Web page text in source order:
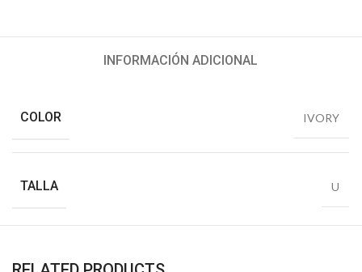
INFORMACIÓN ADICIONAL
COLOR IVORY
TALLA U